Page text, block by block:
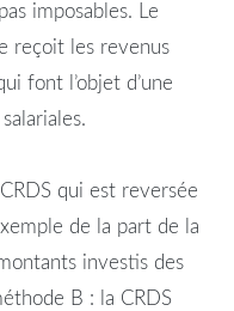
imposables. Le
reçoit les revenus
font l’objet d’une
qui est reversée
de la part de la
investis des
B : la CRDS